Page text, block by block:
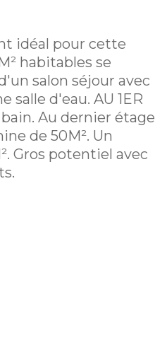
idéal pour cette
habitables se
salon séjour avec
salle d'eau. AU 1ER
Au dernier étage
de 50M². Un
Gros potentiel avec